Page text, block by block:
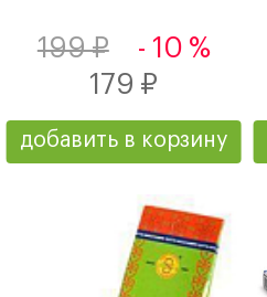
199 ₽
- 10 %
179 ₽
добавить в корзину